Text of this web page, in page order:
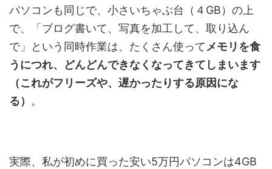
パソコンも同じで、小さいちゃぶ台（４GB）の上
で、「ブログ書いて、写真を加工して、取り込ん
で」という同時作業は、たくさん使ってメモリを食
うにつれ、どんどんできなくなってきてしまいます
（これがフリーズや、遅かったりする原因にな
る） 。
実際、私が初めに買った安い5万円パソコンは4GB